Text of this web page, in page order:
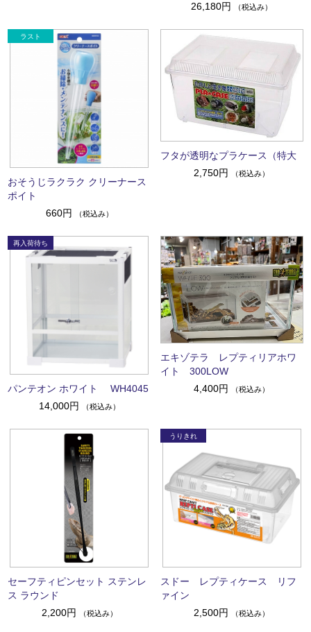
26,180円
（税込み）
おそうじラクラク クリーナース
ポイト
660円
（税込み）
フタが透明なプラケース（特大
2,750円
（税込み）
パンテオン ホワイト WH4045
14,000円
（税込み）
エキゾテラ レプティリアホワ
イト 300LOW
4,400円
（税込み）
セーフティピンセット ステンレ
ス ラウンド
2,200円
（税込み）
スドー レプティケース リフ
ァイン
2,500円
（税込み）